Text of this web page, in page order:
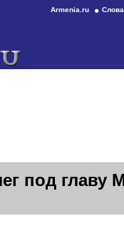
Armenia.ru
под главу